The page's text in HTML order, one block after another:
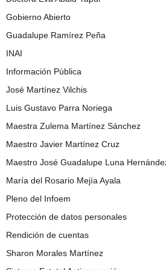
Gobierno Abierto
Guadalupe Ramírez Peña
INAI
Información Pública
José Martínez Vilchis
Luis Gustavo Parra Noriega
Maestra Zulema Martínez Sánchez
Maestro Javier Martínez Cruz
Maestro José Guadalupe Luna
María del Rosario Mejía Ayala
Pleno del Infoem
Protección de datos personales
Rendición de cuentas
Sharon Morales Martínez